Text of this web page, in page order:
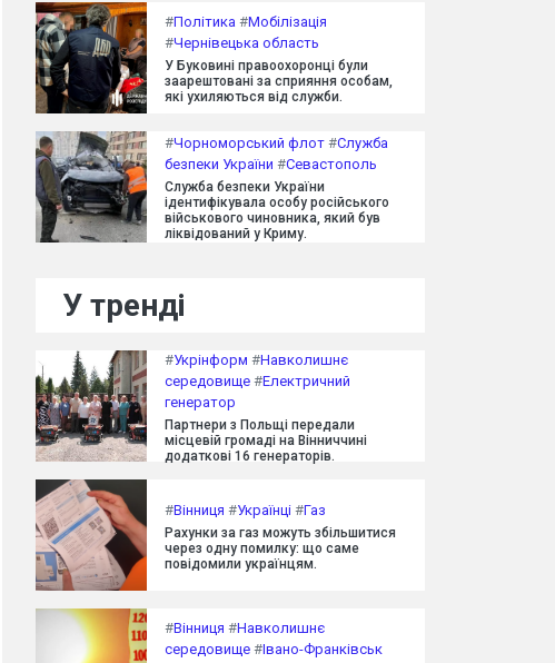
#Політика #Мобілізація
#Чернівецька область
У Буковині правоохоронці були
заарештовані за сприяння особам,
які ухиляються від служби.
#Чорноморський флот #Служба
безпеки України #Севастополь
Служба безпеки України
ідентифікувала особу російського
військового чиновника, який був
ліквідований у Криму.
У тренді
#Укрінформ #Навколишнє
середовище #Електричний
генератор
Партнери з Польщі передали
місцевій громаді на Вінниччині
додаткові 16 генераторів.
#Вінниця #Українці #Газ
Рахунки за газ можуть збільшитися
через одну помилку: що саме
повідомили українцям.
#Вінниця #Навколишнє
середовище #Івано-Франківськ